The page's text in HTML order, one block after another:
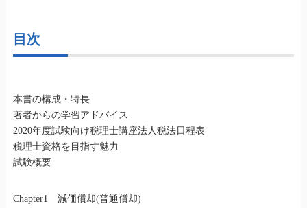
目次
本書の構成・特長
著者からの学習アドバイス
2020年度試験向け税理士講座法人税法日程表
税理士資格を目指す魅力
試験概要
Chapter1 減価償却(普通償却)